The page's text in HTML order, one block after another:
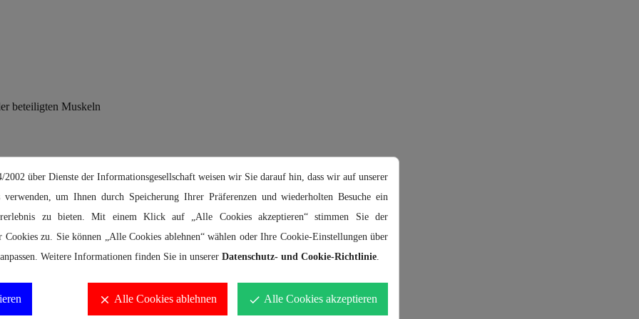
beteiligten Muskeln
2002 über Dienste der Informationsgesellschaft weisen wir Sie darauf hin, dass wir auf unserer
verwenden, um Ihnen durch Speicherung Ihrer Präferenzen und wiederholten Besuche ein
zu bieten. Mit einem Klick auf „Alle Cookies akzeptieren“ stimmen Sie der
Cookies zu. Sie können „Alle Cookies ablehnen“ wählen oder Ihre Cookie-Einstellungen über
Weitere Informationen finden Sie in unserer Datenschutz- und Cookie-Richtlinie
done Alle Cookies akzeptieren
clear Alle Cookies ablehnen